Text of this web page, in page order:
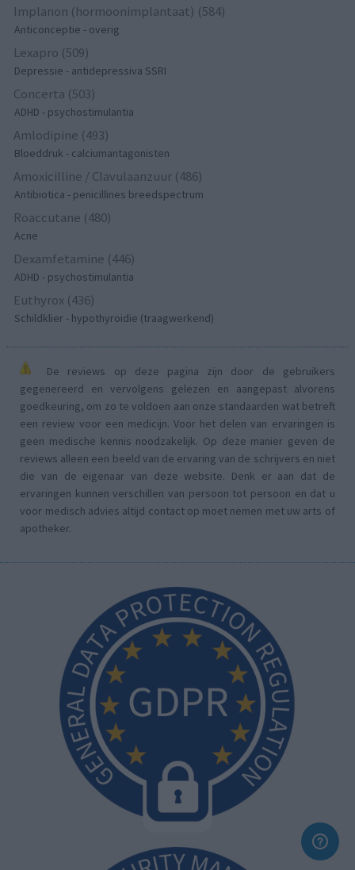
Implanon (hormoonimplantaat) (584)
Anticonceptie - overig
Lexapro (509)
Depressie - antidepressiva SSRI
Concerta (503)
ADHD - psychostimulantia
Amlodipine (493)
Bloeddruk - calciumantagonisten
Amoxicilline / Clavulaanzuur (486)
Antibiotica - penicillines breedspectrum
Roaccutane (480)
Acne
Dexamfetamine (446)
ADHD - psychostimulantia
Euthyrox (436)
Schildklier - hypothyroidie (traagwerkend)
De reviews op deze pagina zijn door de gebruikers
gegenereerd en vervolgens gelezen en aangepast alvorens
goedkeuring, om zo te voldoen aan onze standaarden wat betreft
een review voor een medicijn. Voor het delen van ervaringen is
geen medische kennis noodzakelijk. Op deze manier geven de
reviews alleen een beeld van de ervaring van de schrijvers en niet
die van de eigenaar van deze website. Denk er aan dat de
ervaringen kunnen verschillen van persoon tot persoon en dat u
voor medisch advies altijd contact op moet nemen met uw arts of
apotheker.